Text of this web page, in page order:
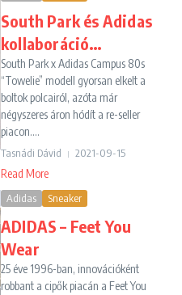
South Park és Adidas
kollaboráció…
South Park x Adidas Campus 80s
“Towelie” modell gyorsan elkelt a
boltok polcairól, azóta már
négyszeres áron hódít a re-seller
piacon....
Tasnádi Dávid 2021-09-15
Read More
Adidas Sneaker
ADIDAS – Feet You
Wear
25 éve 1996-ban, innovációként
robbant a cipők piacán a Feet You